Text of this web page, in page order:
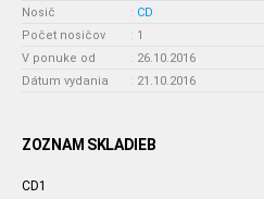
Nosič
: CD
Počet nosičov
: 1
V ponuke od
: 26.10.2016
Dátum vydania
: 21.10.2016
ZOZNAM SKLADIEB
CD1